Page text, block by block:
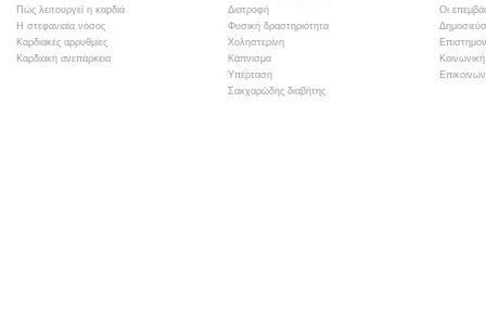
Πώς λειτουργεί η καρδιά
Η στεφανιαία νόσος
Καρδιακές αρρυθμίες
Καρδιακή ανεπάρκεια
Διατροφή
Φυσική δραστηριότητα
Χοληστερίνη
Κάπνισμα
Υπέρταση
Σακχαρώδης διαβήτης
Οι